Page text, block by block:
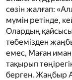
сөзін жалғап:
мүмін ретінде,
Олардың қайсысы
төбемізден
емес, Маған иман
тақырып
берген. Жаңбыр